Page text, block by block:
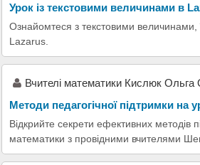
Урок із текстовими величинами в
Ознайомтеся з текстовими
Lazarus.
Вчителі математики Кислюк
Методи педагогічної підтримки на
Відкрийте секрети ефективних методів
математики з провідними вчителями